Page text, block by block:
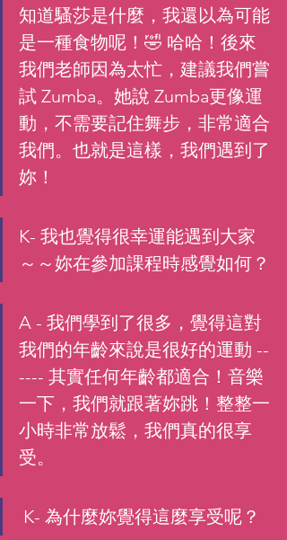
知道騷莎是什麼，我還以為可能
是一種食物呢！🤣 哈哈！後來
我們老師因為太忙，建議我們嘗
試 Zumba。她說 Zumba更像運
動，不需要記住舞步，非常適合
我們。也就是這樣，我們遇到了
妳！
K- 我也覺得很幸運能遇到大家
～～妳在參加課程時感覺如何？
A - 我們學到了很多，覺得這對
我們的年齡來說是很好的運動 --
---- 其實任何年齡都適合！音樂
一下，我們就跟著妳跳！整整一
小時非常放鬆，我們真的很享
受。
K- 為什麼妳覺得這麼享受呢？